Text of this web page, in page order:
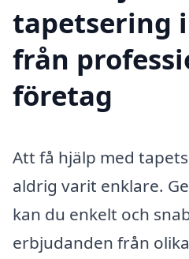
tapetsering
från
företag
Att få hjälp med
aldrig varit enklare.
kan du enkelt och
erbjudanden från